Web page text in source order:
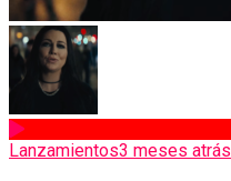
Lanzamientos3 meses atrás